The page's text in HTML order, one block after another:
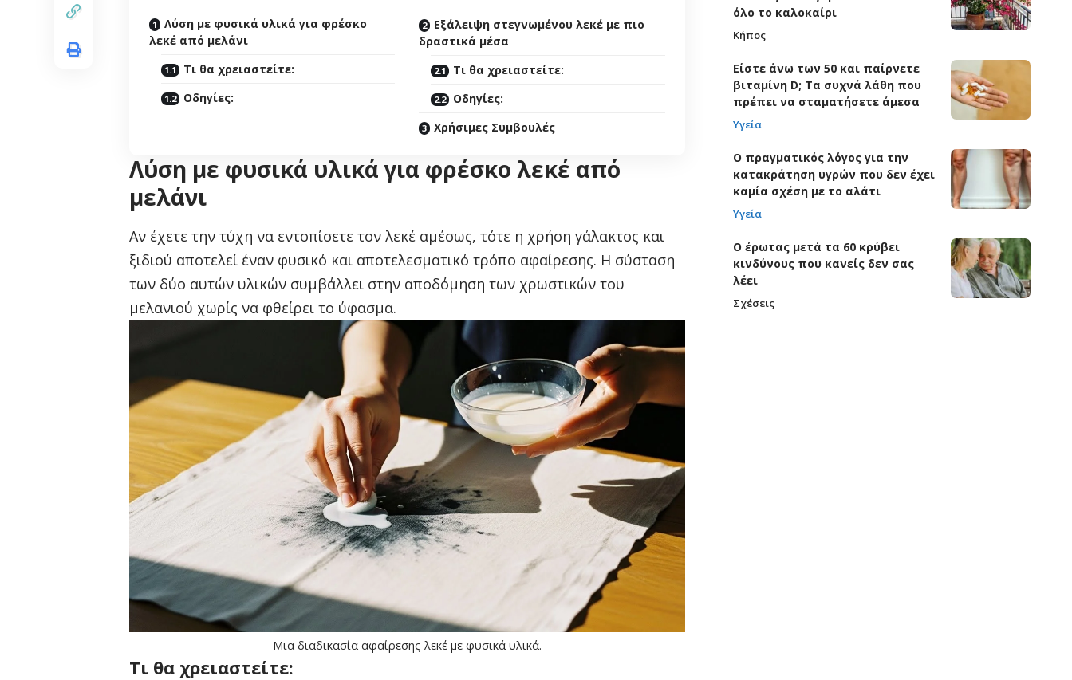
Λύση με φυσικά υλικά για φρέσκο
λεκέ από μελάνι
Τι θα χρειαστείτε:
Οδηγίες:
Εξάλειψη στεγνωμένου λεκέ με πιο
δραστικά μέσα
Τι θα χρειαστείτε:
Οδηγίες:
Χρήσιμες Συμβουλές
Λύση με φυσικά υλικά για φρέσκο λεκέ από
μελάνι
Αν έχετε την τύχη να εντοπίσετε τον λεκέ αμέσως, τότε η χρήση γάλακτος και
ξιδιού αποτελεί έναν φυσικό και αποτελεσματικό τρόπο αφαίρεσης. Η σύσταση
των δύο αυτών υλικών συμβάλλει στην αποδόμηση των χρωστικών του
μελανιού χωρίς να φθείρει το ύφασμα.
Μια διαδικασία αφαίρεσης λεκέ με φυσικά υλικά.
Τι θα χρειαστείτε:
όλο το καλοκαίρι
Κήπος
Είστε άνω των 50 και παίρνετε
βιταμίνη D; Τα συχνά λάθη που
πρέπει να σταματήσετε άμεσα
Υγεία
Ο πραγματικός λόγος για την
κατακράτηση υγρών που δεν έχει
καμία σχέση με το αλάτι
Υγεία
Ο έρωτας μετά τα 60 κρύβει
κινδύνους που κανείς δεν σας
λέει
Σχέσεις